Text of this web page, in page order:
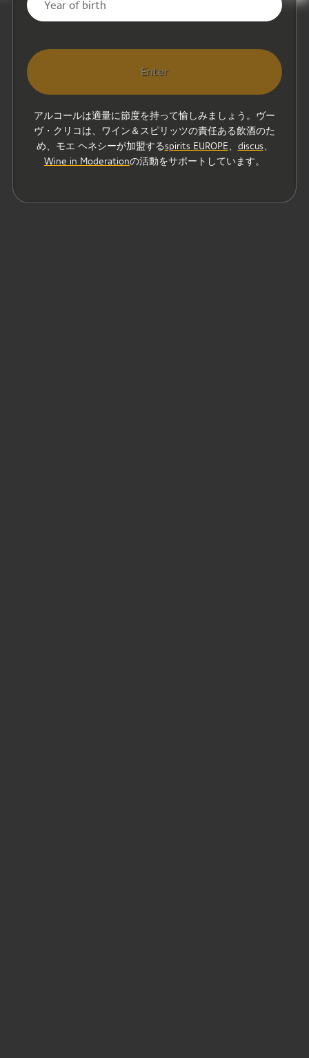
Enter
アルコールは適量に節度を持って愉しみましょう。ヴー
ヴ・クリコは、ワイン＆スピリッツの責任ある飲酒のた
め、モエ ヘネシーが加盟するspirits EUROPE、 discus、
Wine in Moderationの活動をサポートしています。